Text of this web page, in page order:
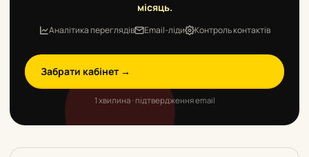
місяць.
Аналітика переглядів Email-ліди Контроль контактів
Забрати кабінет →
1 хвилина · підтвердження email